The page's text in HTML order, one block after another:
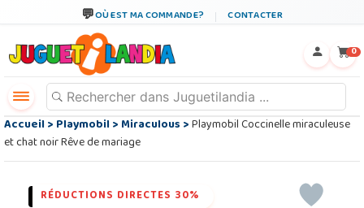
OÙ EST MA COMMANDE? CONTACTER
0
Accueil>Playmobil>Miraculous>Playmobil Coccinelle miraculeuse
et chat noir Rêve de mariage
RÉDUCTIONS DIRECTES 30%